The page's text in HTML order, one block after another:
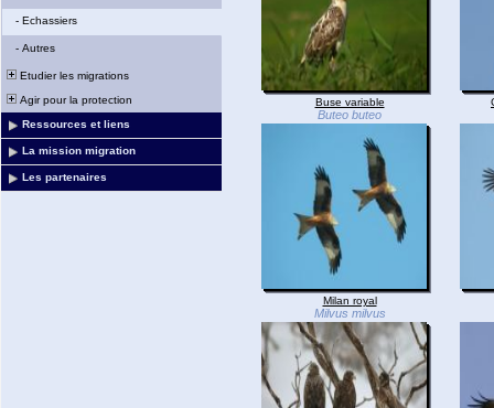
- Echassiers
- Autres
Etudier les migrations
Agir pour la protection
Ressources et liens
La mission migration
Les partenaires
Buse variable
Buteo buteo
Milan royal
Milvus milvus